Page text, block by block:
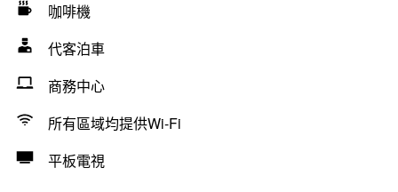
咖啡機
代客泊車
商務中心
所有區域均提供Wi-Fi
平板電視